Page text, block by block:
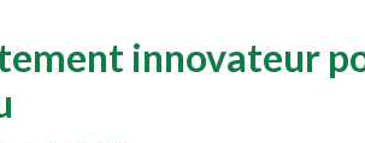
innovateur